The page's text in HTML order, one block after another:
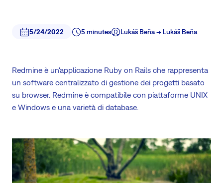
5/24/2022 5 minutes Lukáš Beňa -> Lukáš Beňa
Redmine è un'applicazione Ruby on Rails che rappresenta
un software centralizzato di gestione dei progetti basato
su browser. Redmine è compatibile con piattaforme UNIX
e Windows e una varietà di database.